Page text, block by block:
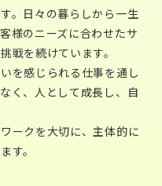
。日々の暮らしから一生
様のニーズに合わせたサ
戦を続けています。
を感じられる仕事を通し
く、人として成長し、自
ークを大切に、主体的に
す。